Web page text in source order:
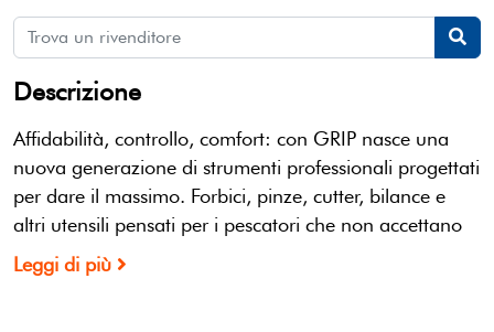
Descrizione
Affidabilità, controllo, comfort: con GRIP nasce una
nuova generazione di strumenti professionali progettati
per dare il massimo. Forbici, pinze, cutter, bilance e
altri utensili pensati per i pescatori che non accettano
Leggi di più